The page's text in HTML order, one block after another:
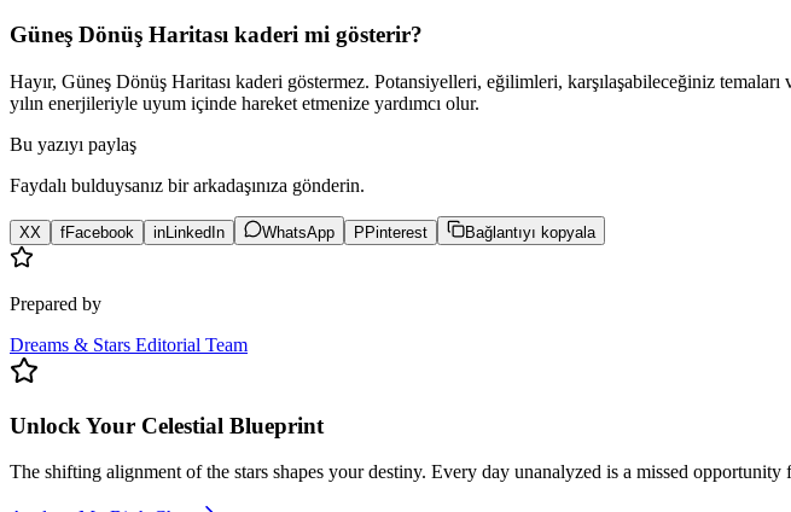
Güneş Dönüş Haritası kaderi mi gösterir?
Hayır, Güneş Dönüş Haritası kaderi göstermez. Potansiyelleri, eğilimleri, karşılaşabileceğiniz
yılın enerjileriyle uyum içinde hareket etmenize yardımcı olur.
Bu yazıyı paylaş
Faydalı bulduysanız bir arkadaşınıza gönderin.
XX fFacebook in LinkedIn WhatsApp P Pinterest Bağlantıyı kopyala
Prepared by
Dreams & Stars Editorial Team
Unlock Your Celestial Blueprint
The shifting alignment of the stars shapes your destiny. Every day unanalyzed is a missed opportunity